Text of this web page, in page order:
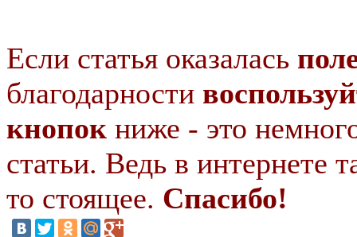
Если статья оказалась
благодарности
кнопок ниже - это
статьи. Ведь в интернете
то стоящее. Спасибо!